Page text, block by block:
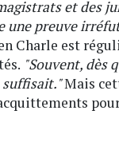
et des
une preuve
Charle est
"Souvent, dès
suffisait."Mais